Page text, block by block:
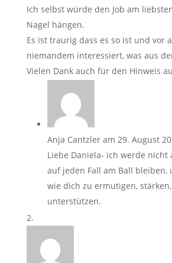
Ich selbst würde den Job am
Nagel hängen.
Es ist traurig dass es so ist und vor
niemandem interessiert, was aus
Vielen Dank auch für den Hinweis
Anja Cantzler am 29. August
Liebe Daniela- ich werde nicht
auf jeden Fall am Ball bleiben,
wie dich zu ermutigen,
unterstützen.